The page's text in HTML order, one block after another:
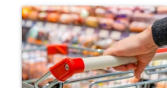
Un artículo de tendencia con